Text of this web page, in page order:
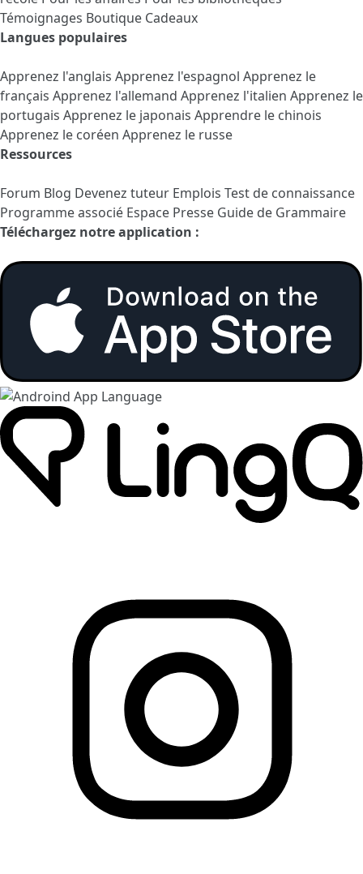
Témoignages Boutique Cadeaux
Langues populaires
Apprenez l'anglais Apprenez l'espagnol Apprenez le
français Apprenez l'allemand Apprenez l'italien Apprenez le
portugais Apprenez le japonais Apprendre le chinois
Apprenez le coréen Apprenez le russe
Ressources
Forum Blog Devenez tuteur Emplois Test de connaissance
Programme associé Espace Presse Guide de Grammaire
Téléchargez notre application :